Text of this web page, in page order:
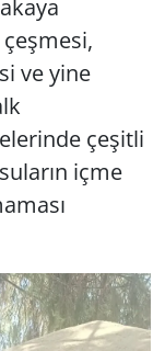
ve yine
çeşitli
içme